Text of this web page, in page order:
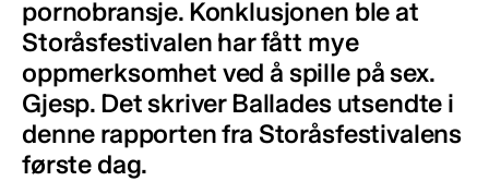
pornobransje. Konklusjonen ble at
Storåsfestivalen har fått mye
oppmerksomhet ved å spille på sex.
Gjesp. Det skriver Ballades utsendte i
denne rapporten fra Storåsfestivalens
første dag.